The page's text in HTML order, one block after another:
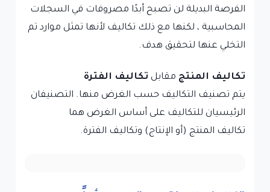
الفرصة البديلة لن تصبح أبدًا مصروفات في السجلات
المحاسبية ، لكنها مع ذلك تكاليف لأنها تمثل موارد تم
التخلي عنها لتحقيق هدف.
تكاليف المنتج مقابل تكاليف الفترة
يتم تصنيف التكاليف حسب الغرض منها. التصنيفان
الرئيسيان للتكاليف على أساس الغرض هما
تكاليف المنتج (أو الإنتاج) وتكاليف الفترة.